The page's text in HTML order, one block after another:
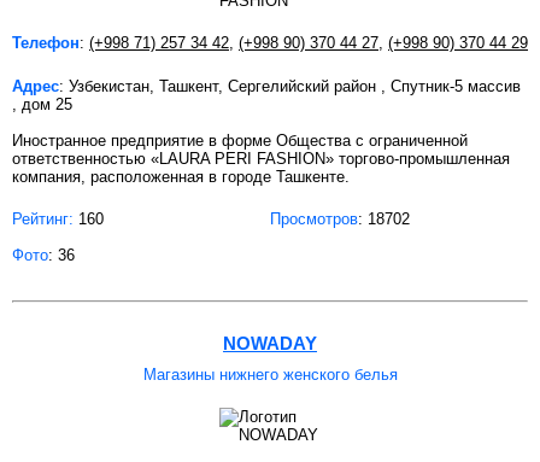
Телефон: (+998 71) 257 34 42, (+998 90) 370 44 27, (+998 90) 370 44 29
Адрес: Узбекистан, Ташкент, Сергелийский район , Спутник-5 массив
, дом 25
Иностранное предприятие в форме Общества с ограниченной
ответственностью «LAURA PERI FASHION» торгово-промышленная
компания, расположенная в городе Ташкенте.
Рейтинг: 160 Просмотров: 18702
Фото: 36
NOWADAY
Магазины нижнего женского белья